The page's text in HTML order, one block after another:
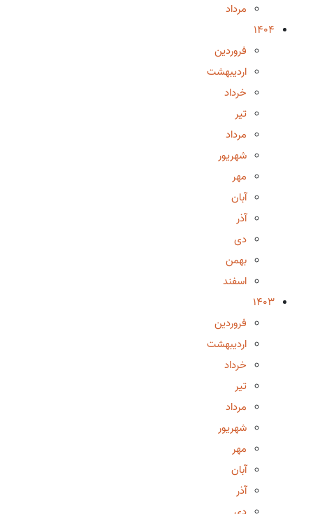
مرداد
1404
فروردین
اردیبهشت
خرداد
تیر
مرداد
شهریور
مهر
آبان
آذر
دی
بهمن
اسفند
1403
فروردین
اردیبهشت
خرداد
تیر
مرداد
شهریور
مهر
آبان
آذر